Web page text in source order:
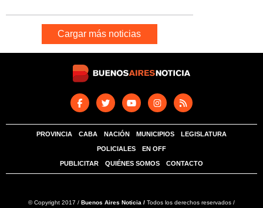
Cargar más noticias
PROVINCIA CABA NACIÓN MUNICIPIOS LEGISLATURA
POLICIALES EN OFF
PUBLICITAR QUIÉNES SOMOS CONTACTO
© Copyright 2017 / Buenos Aires Noticia / Todos los derechos reservados /